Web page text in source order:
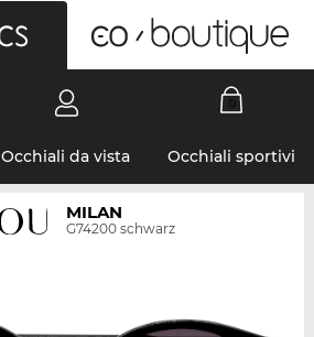
Occhiali da vista Occhiali sportivi
MILAN
G74200 schwarz